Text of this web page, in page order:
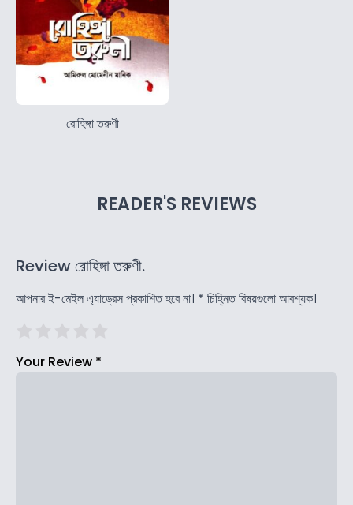
রোহিঙ্গা তরুণী
READER'S REVIEWS
Review রোহিঙ্গা তরুণী.
আপনার ই-মেইল এ্যাড্রেস প্রকাশিত হবে না। * চিহ্নিত বিষয়গুলো আবশ্যক।
Your Review *